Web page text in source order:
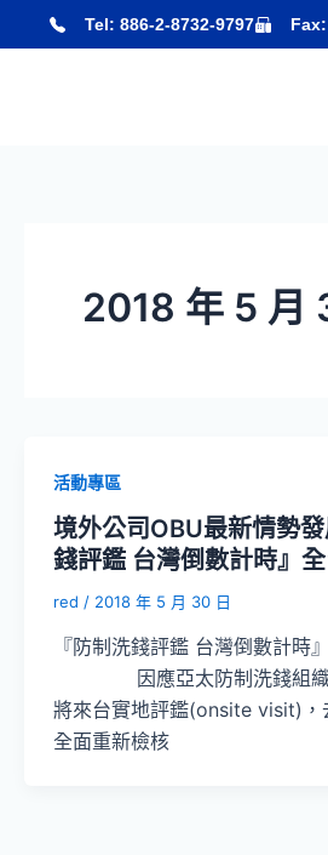
至
Tel: 886-2-8732-9797
2018 年 5 月
活動專區
境外公司OBU最新情勢
錢評鑑 台灣倒數計時』
red / 2018 年 5 月 30 日
『防制洗錢評鑑 台灣倒數計時
因應亞太防制洗錢組織
將來台實地評鑑(onsite visit)，
全面重新檢核